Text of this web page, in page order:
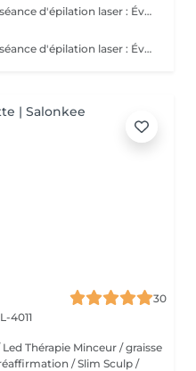
Démarches à suivre avant votre séance d'épilation laser : Évitez l'exposition au soleil : Évitez toute exposition directe au soleil ou aux UV artificiels pendant au moins deux semaines avant votre séance. Utilisez un écran solaire si vous devez sortir. Rasez les zones à traiter : Rasez les zones à épiler 24 à 48 heures avant votre rendez-vous. Ne vous épilez pas à la cire ou à la pince à épiler, car cela enlève la racine du poil que le laser cible. Évitez les crèmes et lotions : N'appliquez pas de crèmes, lotions, parfums ou déodorants sur les zones à traiter le jour de votre séance. Évitez les traitements irritants : Évitez les traitements de peau irritants comme les peelings chimiques ou les crèmes à base de rétinol une semaine avant votre rendez-vous. Signalez toute médication : Informez-nous de toute médication ou traitement que vous suivez, car certains médicaments peuvent augmenter la sensibilité de la peau au laser. Hydratez votre peau : Assurez-vous que votre peau est bien hydratée, mais ne mettez pas de produits hydratants le jour de la séance. Merci et à très bientôt. Cordialement, L'équipe de DF Divine Beauty,
Démarches à suivre avant votre séance d'épilation laser : Évitez l'exposition au soleil : Évitez toute exposition directe au soleil ou aux UV artificiels pendant au moins deux semaines avant votre séance. Utilisez un écran solaire si vous devez sortir. Rasez les zones à traiter : Rasez les zones à épiler 24 à 48 heures avant votre rendez-vous. Ne vous épilez pas à la cire ou à la pince à épiler, car cela enlève la racine du poil que le laser cible. Évitez les crèmes et lotions : N'appliquez pas de crèmes, lotions, parfums ou déodorants sur les zones à traiter le jour de votre séance. Évitez les traitements irritants : Évitez les traitements de peau irritants comme les peelings chimiques ou les crèmes à base de rétinol une semaine avant votre rendez-vous. Signalez toute médication : Informez-nous de toute médication ou traitement que vous suivez, car certains médicaments peuvent augmenter la sensibilité de la peau au laser. Hydratez votre peau : Assurez-vous que votre peau est bien hydratée, mais ne mettez pas de produits hydratants le jour de la séance. Merci et à très bientôt. Cordialement, L'équipe de DF Divine Beauty,
30
4011
Thérapie Minceur / graisse
/ Slim Sculp /